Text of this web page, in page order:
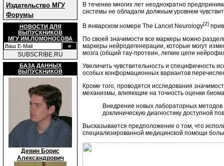
Издательство МГУ
Форумы
НОВОСТИ ДЛЯ
ВЫПУСКНИКОВ
МГУ ИМ.ЛОМОНОСОВА
SUBSCRIBE.RU
БАЗА ДАННЫХ
ВЫПУСКНИКОВ
Девин Борис
Александрович
В течение многих лет неоднократно
системы не обладали должным уровнем
В январском номере The Lancet Neurology[2]
По своей значимости все маркеры можно
маркеры нейродегенерации, которые могут
мозга (общий тау-протеин, легкие цепи
Увеличить чувствительность и специфичность
особых конформационных вариантов
Кроме того, проводятся исследования
механизмы, влияющие на точность оценки
Внедрение новых лабораторных методов
доклиническую диагностику доступной
Высказывается предположение о том, что
специализированной медицинской помощи